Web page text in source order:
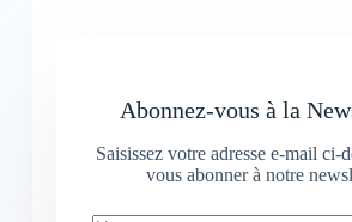
Abonnez-vous à la
Saisissez votre adresse e-mail ci-
vous abonner à notre